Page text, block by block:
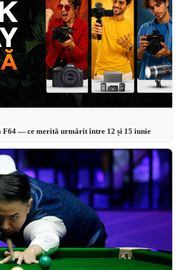
F64 — ce merită urmărit între 12 și 15 iunie